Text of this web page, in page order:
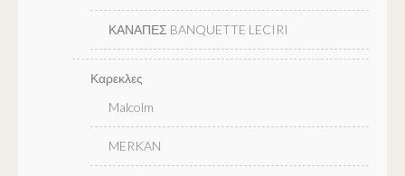
ΚΑΝΑΠΕΣ BANQUETTE LECIRI
Καρεκλες
Malcolm
MERKAN